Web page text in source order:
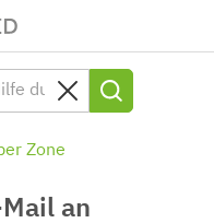
Zone
an